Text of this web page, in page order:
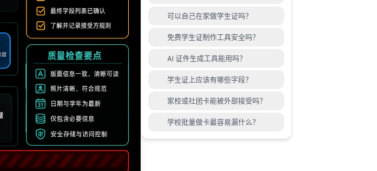
可以自己在家做学生证吗？
免费学生证制作工具安全吗？
AI 证件生成工具能用吗？
学生证上应该有哪些字段？
家校或社团卡能被外部接受吗？
学校批量做卡最容易漏什么？